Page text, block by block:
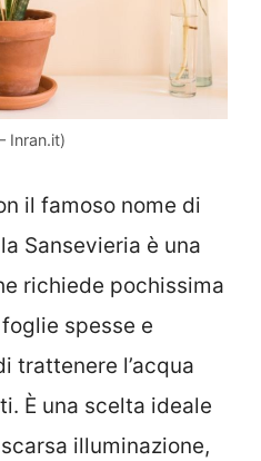
Inran.it)
il famoso nome di
Sansevieria è una
richiede pochissima
spesse e
trattenere l’acqua
È una scelta ideale
illuminazione,